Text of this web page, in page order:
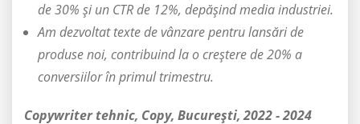
de 30% și un CTR de 12%, depășind media industriei.
Am dezvoltat texte de vânzare pentru lansări de
produse noi, contribuind la o creștere de 20% a
conversiilor în primul trimestru.
Copywriter tehnic, Copy, București, 2022 - 2024